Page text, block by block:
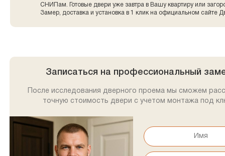
СНИПам. Готовые двери уже завтра в Вашу квартиру или
Замер, доставка и установка в 1 клик на официальном сайте
Записаться на профессиональный
После исследования дверного проема мы сможем
точную стоимость двери с учетом монтажа под